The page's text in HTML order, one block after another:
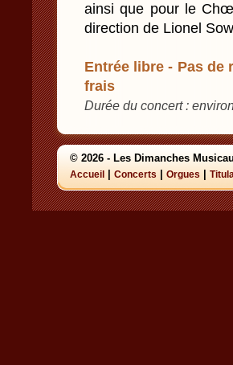
ainsi que pour le
direction de Lionel
Entrée libre - Pas
frais
Durée du concert :
© 2026 - Les Dimanches
Accueil Concerts Orgues